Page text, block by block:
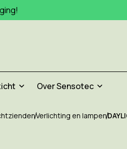
Over Sensotec
Verlichting en lampen